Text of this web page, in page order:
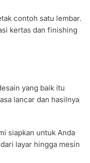
contoh satu lembar.
kertas dan finishing
yang baik itu
lancar dan hasilnya
siapkan untuk Anda
layar hingga mesin